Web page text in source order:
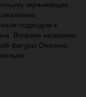
экранизации
подходом к
Вопреки названию,
фигуры Онегина,